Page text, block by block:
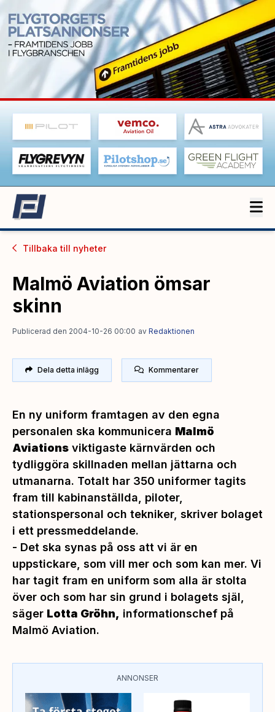
Tillbaka till nyheter
Malmö Aviation ömsar
skinn
Publicerad den 2004-10-26 00:00 av Redaktionen
Dela detta inlägg Kommentarer
En ny uniform framtagen av den egna
personalen ska kommunicera Malmö
Aviations viktigaste kärnvärden och
tydliggöra skillnaden mellan jättarna och
utmanarna. Totalt har 350 uniformer tagits
fram till kabinanställda, piloter,
stationspersonal och tekniker, skriver bolaget
i ett pressmeddelande.
- Det ska synas på oss att vi är en
uppstickare, som vill mer och som kan mer. Vi
har tagit fram en uniform som alla är stolta
över och som har sin grund i bolagets själ
säger Lotta Gröhn, informationschef på
Malmö Aviation.
ANNONSER